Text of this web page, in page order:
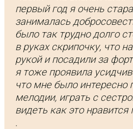
первый год я очень
занималась
было так трудно долго
в руках скрипочку, что
рукой и посадили за
я тоже проявила
что мне было интересно
мелодии, играть с
видеть как это
.